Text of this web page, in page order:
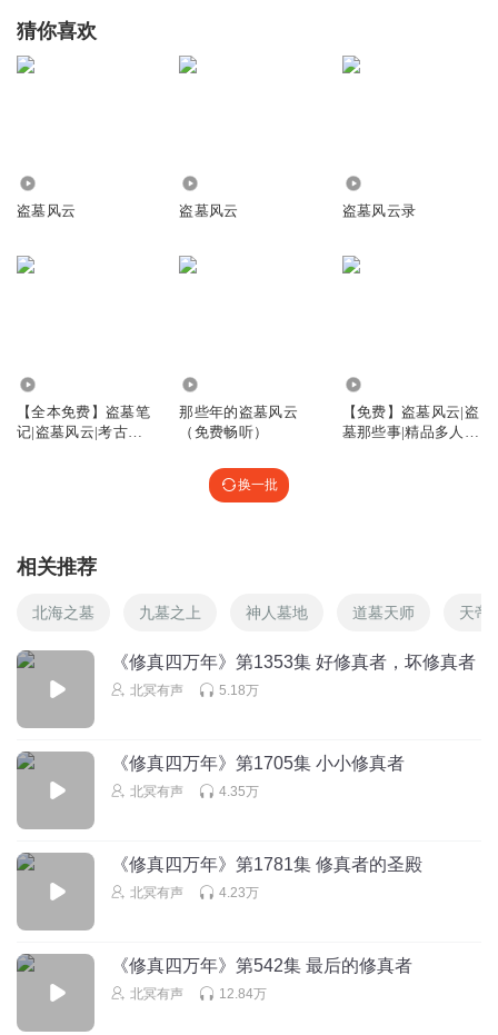
猜你喜欢
盗墓风云 盗墓风云 盗墓风云录
【全本免费】盗墓笔
记|盗墓风云|考古探
那些年的盗墓风云
（免费畅听）
【免费】盗墓风云|盗
墓那些事|精品多人有
换一批
相关推荐
北海之墓 九墓之上 神人墓地 道墓天师 天帝
《修真四万年》第1353集 好修真者，坏修真者
北冥有声 5.18万
《修真四万年》第1705集 小小修真者
北冥有声 4.35万
《修真四万年》第1781集 修真者的圣殿
北冥有声 4.23万
《修真四万年》第542集 最后的修真者
北冥有声 12.84万